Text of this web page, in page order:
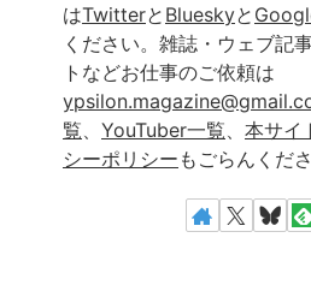
はTwitterと Blueskyと
ください。雑誌・ウェブ記
トなどお仕事のご依頼は
覧、 YouTuber一覧、 本サイ
シーポリシー もごらんくださ